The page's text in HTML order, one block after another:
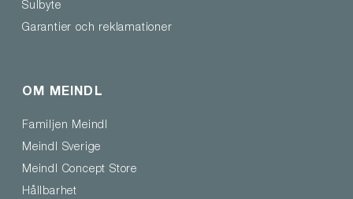
Sulbyte
Garantier och reklamationer
OM MEINDL
Familjen Meindl
Meindl Sverige
Meindl Concept Store
Hållbarhet